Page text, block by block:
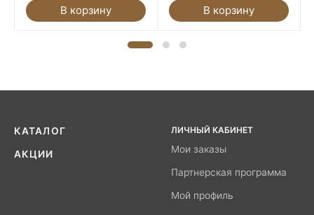
В корзину В корзину
КАТАЛОГ
АКЦИИ
ЛИЧНЫЙ КАБИНЕТ
Мои заказы
Партнерская программа
Мой профиль